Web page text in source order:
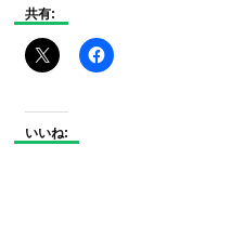
共有:
いいね: